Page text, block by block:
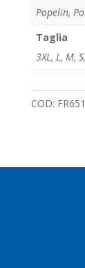
Popelin,
Taglia
3XL , L , M, S,
COD: